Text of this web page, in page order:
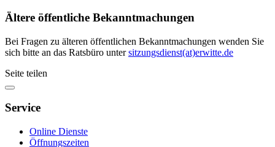
Ältere öffentliche Bekanntmachungen
Bei Fragen zu älteren öffentlichen Bekanntmachungen wenden Sie
sich bitte an das Ratsbüro untersitzungsdienst(at)erwitte.de
Seite teilen
Service
Online Dienste
Öffnungszeiten